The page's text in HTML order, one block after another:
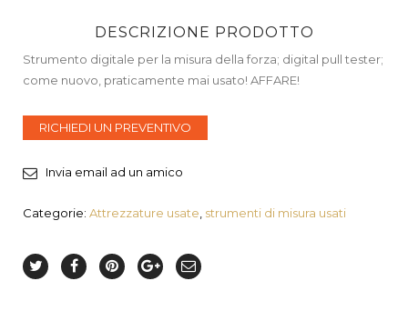
DESCRIZIONE PRODOTTO
Strumento digitale per la misura della forza; digital pull tester;
come nuovo, praticamente mai usato! AFFARE!
RICHIEDI UN PREVENTIVO
Invia email ad un amico
Categorie: Attrezzature usate strumenti di misura usati